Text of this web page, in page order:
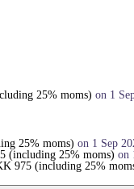
25% moms) on 1
25% moms) on 1 Sep
(including 25% moms) on
975 (including 25%